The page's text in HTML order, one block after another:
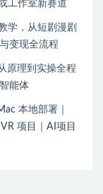
工作室新赛道
学，从短剧漫剧
变现全流程
原理到实操全程
能体
本地部署｜
项目｜AI项目